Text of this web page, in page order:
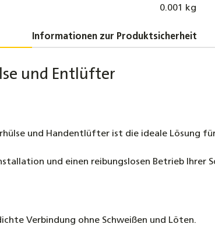
279,00
0.001 kg
Informationen zur Produktsicherheit
und Entlüfter
und Handentlüfter ist die ideale Lösung
und einen reibungslosen Betrieb Ihrer
Verbindung ohne Schweißen und Löten.